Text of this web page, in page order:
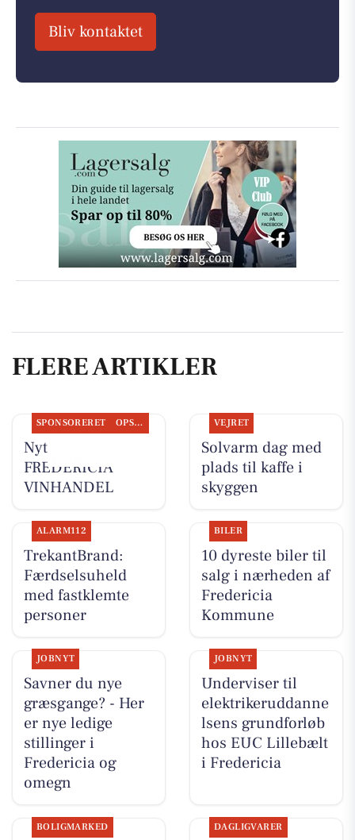
Bliv kontaktet
FLERE ARTIKLER
SPONSORERET OPSLAGSTAVLEN
Nyt fra
FREDERICIA
VINHANDEL
VEJRET
Solvarm dag med
plads til kaffe i
skyggen
ALARM112
TrekantBrand:
Færdselsuheld
med fastklemte
personer
BILER
10 dyreste biler til
salg i nærheden af
Fredericia
Kommune
JOBNYT
Savner du nye
græsgange? - Her
er nye ledige
stillinger i
Fredericia og
omegn
JOBNYT
Underviser til
elektrikeruddanne
lsens grundforløb
hos EUC Lillebælt
i Fredericia
BOLIGMARKED DAGLIGVARER